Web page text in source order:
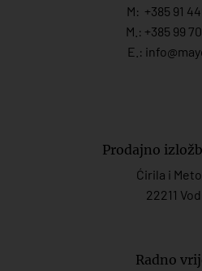
M: +385 91
M.: +385 99
E.:
Prodajno
Ćirila i
22211
Radno